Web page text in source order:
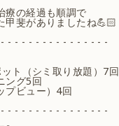
療の経過も順調で
甲斐がありましたね💪🏻
- - - - - - - - - - - - - - -
ト（シミ取り放題）7回
ング5回
プビュー）4回
- - - - - - - - - - - - - - -